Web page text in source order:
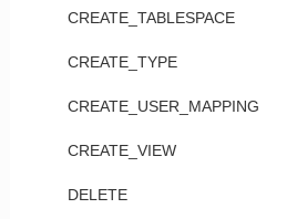
CREATE_TABLESPACE
CREATE_TYPE
CREATE_USER_MAPPING
CREATE_VIEW
DELETE